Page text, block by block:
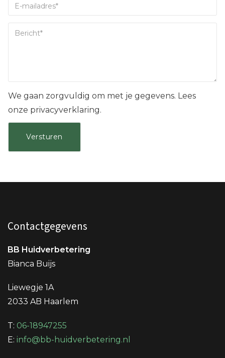
We gaan zorgvuldig om met je gegevens. Lees
onze privacyverklaring.
Contactgegevens
BB Huidverbetering
Bianca Buijs
Liewegje 1A
2033 AB Haarlem
T: 06-18947255
E: info@bb-huidverbetering.nl